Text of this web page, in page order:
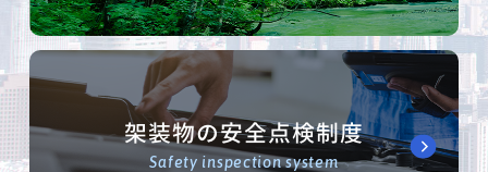
架装物の安全点検制度
Safety inspection system